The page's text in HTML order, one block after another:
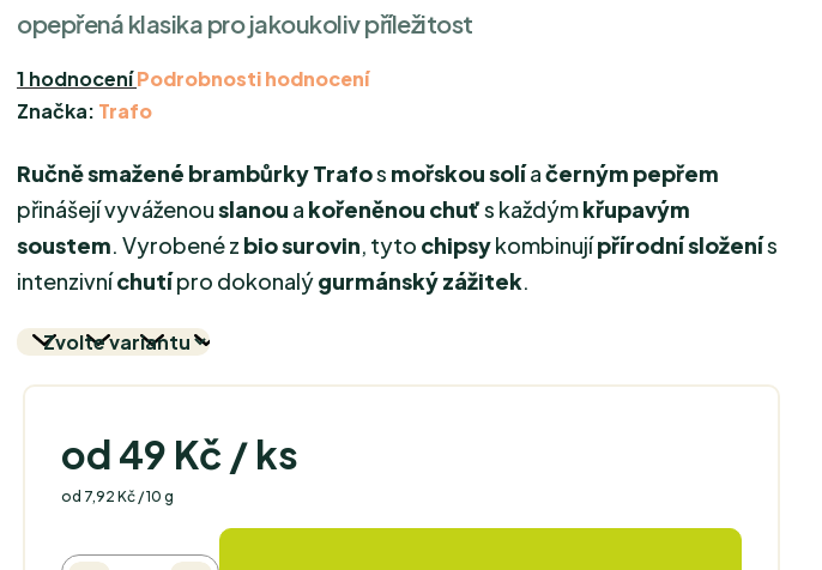
opepřená klasika pro jakoukoliv příležitost
Průměrné
hodnocení
je
5,0
z
5
1 hodnoceníPodrobnosti hodnocení
Značka: Trafo
Ručně smažené brambůrky Trafos mořskou solíačerným pepřem
přinášejí vyváženouslanou a kořeněnou chuťs každýmkřupavým
soustem. Vyrobené z bio surovin, tyto chipsykombinujípřírodní složenís
intenzivníchutípro dokonalýgurmánský zážitek.
od 49 Kč / ks
Měrná cena:
od 7,92 Kč / 10 g